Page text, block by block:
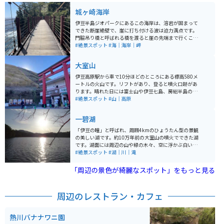
城ヶ崎海岸
伊豆半島ジオパークにあるこの海岸は、溶岩が固まって
できた断崖絶壁で、崖に打ち付ける波は迫力満点です。
門脇吊り橋と呼ばれる橋を渡ると崖の先端まで行くこと
ができ、スリルを味わえるスポットです。ジオパーク内
#絶景スポット #海｜海岸｜岬
大室山
伊豆高原駅から車で10分ほどのところにある標高580メ
ートルの火山です。リフトがあり、登ると噴火口跡があ
ります。晴れた日には富士山や伊豆七島、房総半島の絶
景を見る事ができます。 リフト乗車料金は往復で大人70
おくと良いです。自家用車500台は駐車できる大きな駐
車場があります。
#絶景スポット #山｜高原
一碧湖
「伊豆の瞳」と呼ばれ、周囲4kmのひょうたん型の景観
の美しい湖です。約10万年前の大室山の噴火でできた湖
です。湖面には周辺の山や緑の木々、空に浮かぶ白い雲
などが映しだされて訪れる人々を魅了します。 特に紅葉
す。水辺には珍しい植物を見ることができ、チョウジソ
ウの群生は県内で唯一自生していると言われています。
はおしゃれなカフェもあり、ゆっくりと過ごせます。無
#絶景スポット #湖｜川｜滝
「周辺の景色が綺麗なスポット」をもっと見る
周辺のレストラン・カフェ
熱川バナナワニ園